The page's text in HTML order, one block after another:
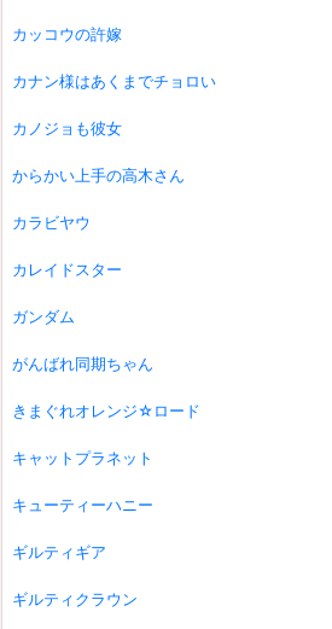
カッコウの許嫁
カナン様はあくまでチョロい
カノジョも彼女
からかい上手の高木さん
カラビヤウ
カレイドスター
ガンダム
がんばれ同期ちゃん
きまぐれオレンジ☆ロード
キャットプラネット
キューティーハニー
ギルティギア
ギルティクラウン